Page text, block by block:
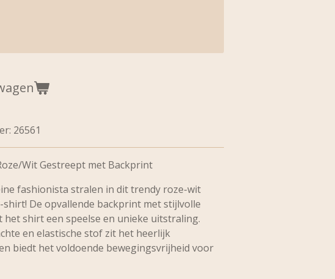
26561
Wit Gestreept met Backprint
fashionista stralen in dit trendy roze-wit
De opvallende backprint met stijlvolle
het shirt een speelse en unieke uitstraling.
en elastische stof zit het heerlijk
biedt het voldoende bewegingsvrijheid voor